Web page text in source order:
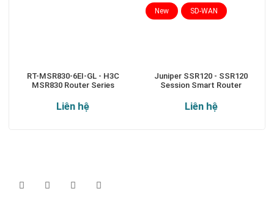
RT-MSR830-6EI-GL - H3C
MSR830 Router Series
Liên hệ
Juniper SSR120 - SSR120
Session Smart Router
Liên hệ
New SD-WAN